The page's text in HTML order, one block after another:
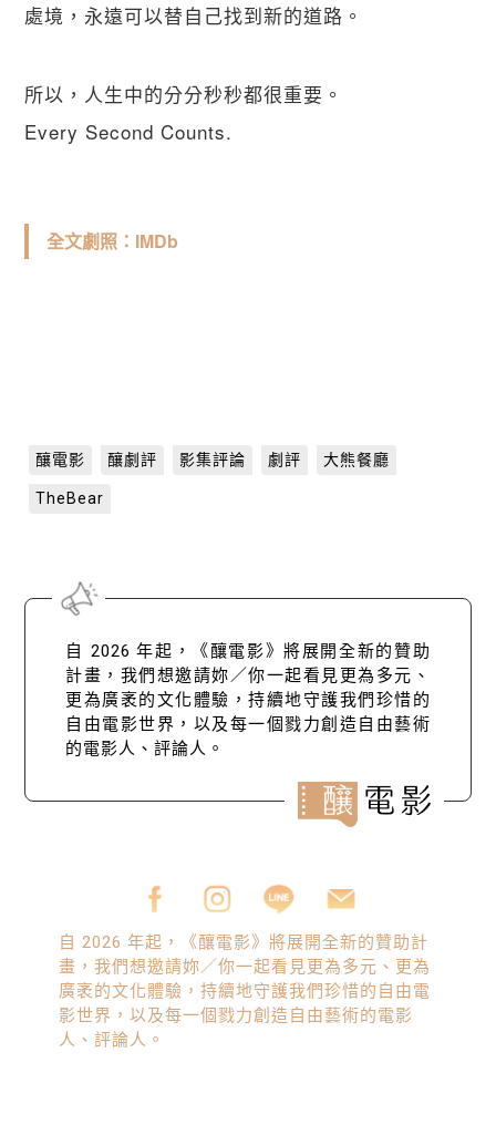
處境，永遠可以替自己找到新的道路。
所以，人生中的分分秒秒都很重要。
Every Second Counts.
全文劇照：IMDb
釀電影 釀劇評 影集評論 劇評 大熊餐廳
TheBear
自 2026 年起，《釀電影》將展開全新的贊助
計畫，我們想邀請妳／你一起看見更為多元、
更為廣袤的文化體驗，持續地守護我們珍惜的
自由電影世界，以及每一個戮力創造自由藝術
的電影人、評論人。
自 2026 年起，《釀電影》將展開全新的贊助計
畫，我們想邀請妳／你一起看見更為多元、更為
廣袤的文化體驗，持續地守護我們珍惜的自由電
影世界，以及每一個戮力創造自由藝術的電影
人、評論人。